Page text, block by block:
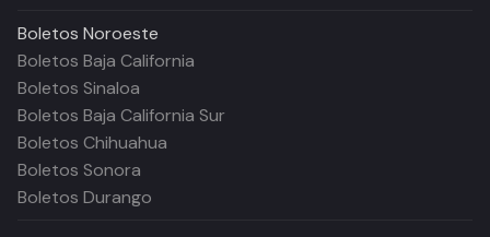
Boletos Noroeste
Boletos Baja California
Boletos Sinaloa
Boletos Baja California Sur
Boletos Chihuahua
Boletos Sonora
Boletos Durango